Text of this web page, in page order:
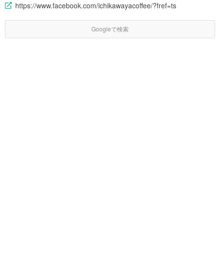
https://www.facebook.com/ichikawayacoffee/?fref=ts
Googleで検索